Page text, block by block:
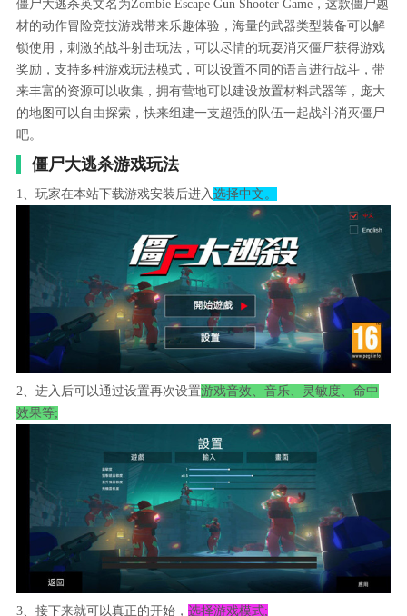
僵尸大逃杀英文名为Zombie Escape Gun Shooter Game，这款僵尸题
材的动作冒险竞技游戏带来乐趣体验，海量的武器类型装备可以解
锁使用，刺激的战斗射击玩法，可以尽情的玩耍消灭僵尸获得游戏
奖励，支持多种游戏玩法模式，可以设置不同的语言进行战斗，带
来丰富的资源可以收集，拥有营地可以建设放置材料武器等，庞大
的地图可以自由探索，快来组建一支超强的队伍一起战斗消灭僵尸
吧。
僵尸大逃杀游戏玩法
1、玩家在本站下载游戏安装后进入选择中文。
2、进入后可以通过设置再次设置游戏音效、音乐、灵敏度、命中
效果等;
3、接下来就可以真正的开始， 选择游戏模式;